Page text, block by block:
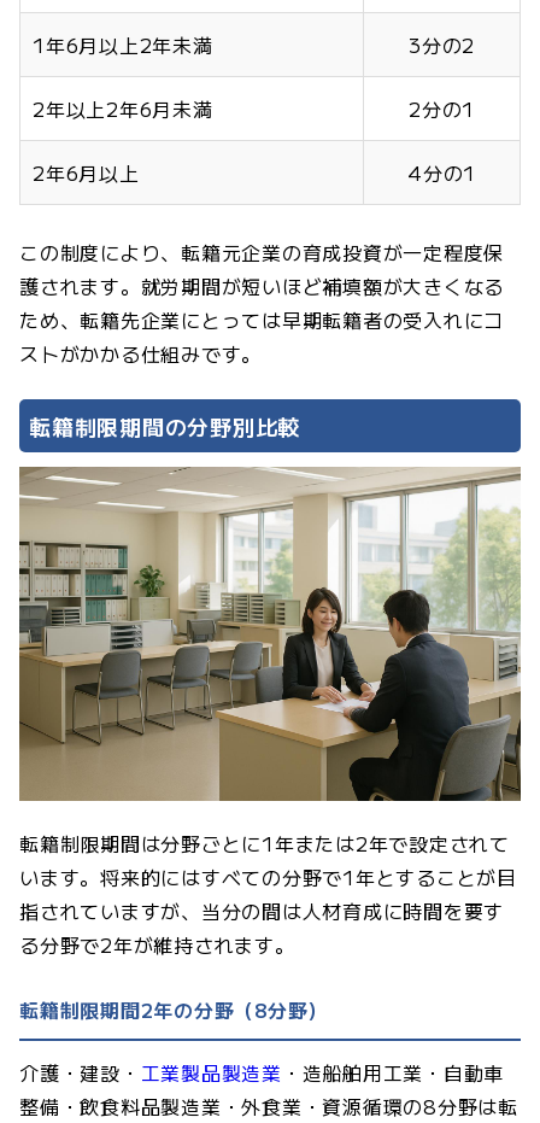
1年6月以上2年未満 3分の2
2年以上2年6月未満 2分の1
2年6月以上 4分の1
この制度により、転籍元企業の育成投資が一定程度保
護されます。就労期間が短いほど補填額が大きくなる
ため、転籍先企業にとっては早期転籍者の受入れにコ
ストがかかる仕組みです。
転籍制限期間の分野別比較
転籍制限期間は分野ごとに1年または2年で設定されて
います。将来的にはすべての分野で1年とすることが目
指されていますが、当分の間は人材育成に時間を要す
る分野で2年が維持されます。
転籍制限期間2年の分野（8分野）
介護・建設・ 工業製品製造業 ・造船舶用工業・自動車
整備・飲食料品製造業・外食業・資源循環の8分野は転